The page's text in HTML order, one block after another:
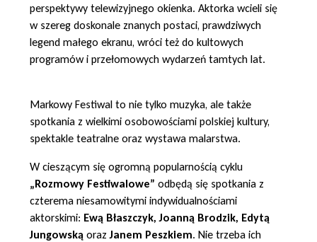
perspektywy telewizyjnego okienka. Aktorka wcieli się
w szereg doskonale znanych postaci, prawdziwych
legend małego ekranu, wróci też do kultowych
programów i przełomowych wydarzeń tamtych lat.
Markowy Festiwal to nie tylko muzyka, ale także
spotkania z wielkimi osobowościami polskiej kultury,
spektakle teatralne oraz wystawa malarstwa.
W cieszącym się ogromną popularnością cyklu
„Rozmowy Festiwalowe” odbędą się spotkania z
czterema niesamowitymi indywidualnościami
aktorskimi: Ewą Błaszczyk, Joanną Brodzik, Edytą
Jungowską orazJanem Peszkiem. Nie trzeba ich